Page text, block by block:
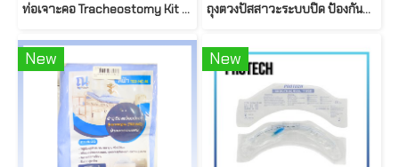
ท่อเจาะคอ Tracheostomy Kit with SUCTIONAID®, 15mm Connector, and Soft-Seal® Cuff ถุงตวงปัสสาวะระบบปิด ป้องกันการติดเชื้อ 2,000 cc Ureofix 500 Classic
New New